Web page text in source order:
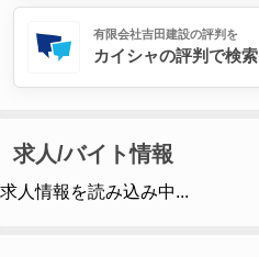
有限会社吉田建設の評判を
カイシャの評判で検索
求人/バイト情報
求人情報を読み込み中...